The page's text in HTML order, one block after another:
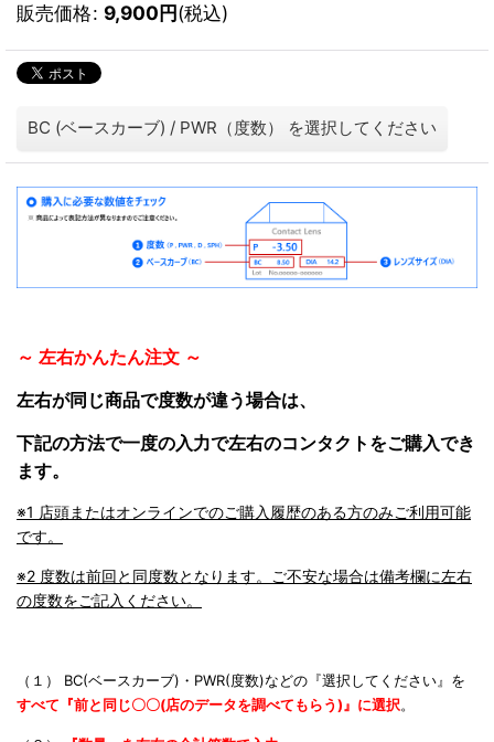
販売価格: 9,900円(税込)
BC (ベースカーブ) / PWR（度数） を選択してください
～ 左右かんたん注文 ～
左右が同じ商品で度数が違う場合は、
下記の方法で一度の入力で左右のコンタクトをご購入でき
ます。
※1 店頭またはオンラインでのご購入履歴のある方のみご利用可能
です。
※2 度数は前回と同度数となります。ご不安な場合は備考欄に左右
の度数をご記入ください。
（１） BC(ベースカーブ)・PWR(度数)などの『選択してください』を
すべて『前と同じ〇〇(店のデータを調べてもらう)』に選択。